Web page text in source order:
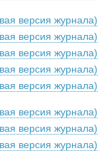
версия журнала)
версия журнала)
версия журнала)
версия журнала)
версия журнала)
версия журнала)
версия журнала)
версия журнала)